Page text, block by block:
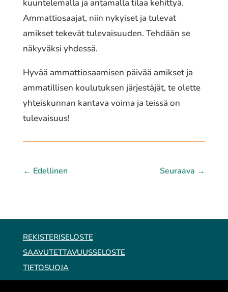
kuuntelemalla ja antamalla tilaa kehittyä.
Ammattiosaajat, niin nykyiset ja tulevat
amikset tekevät tulevaisuuden. Tehdään se
näkyväksi yhdessä.
Hyvää ammattiosaamisen päivää amikset ja
ammatillisen koulutuksen järjestäjät, te olette
yhteiskunnan kantava voima ja teissä on
tulevaisuus!
← Edellinen Seuraava →
REKISTERISELOSTE
SAAVUTETTAVUUSSELOSTE
TIETOSUOJA